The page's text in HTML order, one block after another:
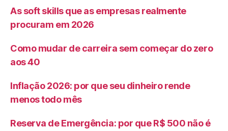
As soft skills que as empresas realmente
procuram em 2026
Como mudar de carreira sem começar do zero
aos 40
Inflação 2026: por que seu dinheiro rende
menos todo mês
Reserva de Emergência: por que R$ 500 não é